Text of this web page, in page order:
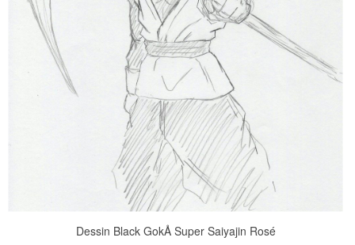
Dessin Black GokÅ Super Saiyajin Rosé